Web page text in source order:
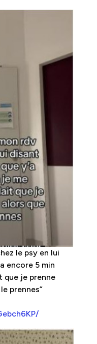
le psy en lui
encore 5 min
que je prenne
prennes”